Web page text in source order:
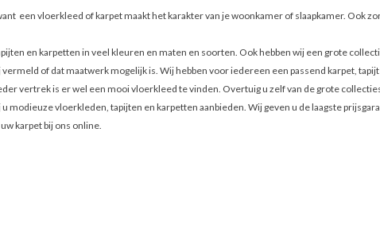
een vloerkleed of karpet maakt het karakter van je woonkamer of slaapkamer. Ook
en karpetten in veel kleuren en maten en soorten. Ook hebben wij een grote
of dat maatwerk mogelijk is. Wij hebben voor iedereen een passend karpet,
vertrek is er wel een mooi vloerkleed te vinden. Overtuig u zelf van de grote
modieuze vloerkleden, tapijten en karpetten aanbieden. Wij geven u de laagste
karpet bij ons online.